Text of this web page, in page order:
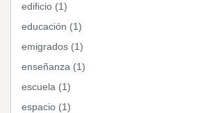
edificio (1)
educación (1)
emigrados (1)
enseñanza (1)
escuela (1)
espacio (1)